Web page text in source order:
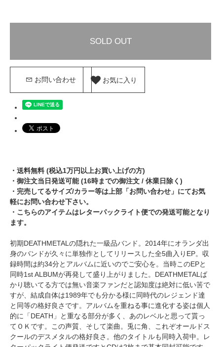
SOLD OUT
お問い合わせ お気に入り
・送料無料 (税込1万円以上お買い上げの方)
・御注文当日発送可能 (16時までの御注文 / 休業日除く)
・完売してるサイズ/カラー等は上部「お問い合わせ」にてお気
軽にお問い合わせ下さい。
・こちらのアイテムはレターパックライト便での発送可能となり
ます。
初期DEATHMETALの隠れた一級品バンド。2014年にオランダ出
身のバンドが久々に単独作としてリリースした全5曲入りEP。収
録時間は約34分とアルバムに近いのでご安心を。当時このEPと
同時1st ALBUMが再発して盛り上がりました。DEATHMETALば
かり聴いてる方では無い音楽ファンだと認知度は絶対に低い筈で
すが、結成自体は1989年でも分かる様に同時代のレジェンド達
と同等の格好良さです。アルバムを重ねる事に進化する姿は個人
的に「DEATH」と重なる部分が多く、あのレベルと思って貰っ
てＯＫです。この声質、そして楽曲。兎に角、これぞオールドス
クールのデスメタルの格好良さ。他のタイトルも同時入荷中。レ